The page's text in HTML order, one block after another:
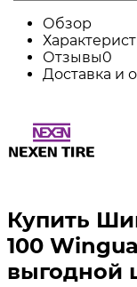
Обзор
Отзывы0
Доставка и
Купить
100
выгодной